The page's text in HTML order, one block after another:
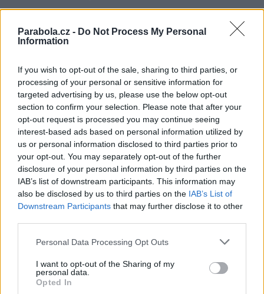
Parabola.cz - Do Not Process My Personal
Information
If you wish to opt-out of the sale, sharing to third parties, or
processing of your personal or sensitive information for
targeted advertising by us, please use the below opt-out
section to confirm your selection. Please note that after your
opt-out request is processed you may continue seeing
interest-based ads based on personal information utilized by
us or personal information disclosed to third parties prior to
your opt-out. You may separately opt-out of the further
disclosure of your personal information by third parties on the
IAB’s list of downstream participants. This information may
also be disclosed by us to third parties on the IAB’s List of
Downstream Participants that may further disclose it to other
Personal Data Processing Opt Outs
I want to opt-out of the Sharing of my
personal data.
Opted In
48.400 Kč • příspěvek na ubytování (Jihlava, okres Jihlava)
07.08.2026 - Bosch Powertrain s.r.o. Jihlava • obsluha CNC strojů •
06.08.2026 - Bosch Powertrain s.r.o. Jihlava • CNC operátor• mzda
Kč • náborový bonus 50.000 Kč • příspěvek na ubytování (Jihlava,
Jihlava)
06.08.2026 -Bosch Powertrain s.r.o. • montážní dělník • mzda 44.700
týdenní zálohy na mzdu 2.000 Kč (Jihlava, okres Jihlava)
06.08.2026 -Bosch Powertrain s.r.o. Jihlava • práce ve skladu • mzda
48.400 Kč • náborový bonus 50.000 Kč • ubytování (Jihlava, okres
... další nabídky zaměstnání
Vybrané články
Prima sport - co nabídne v prvním